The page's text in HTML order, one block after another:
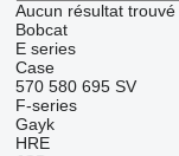
Aucun résultat
Bobcat
E series
Case
570 580 695 SV
F-series
Gayk
HRE